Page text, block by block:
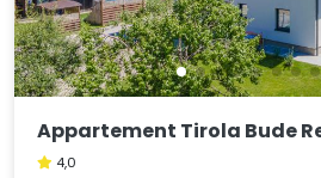
Appartement Tirola Bude
4,0